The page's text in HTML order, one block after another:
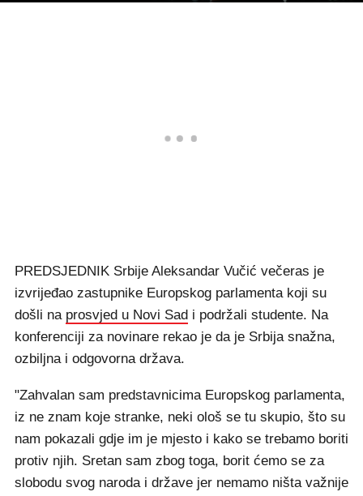
PREDSJEDNIK Srbije Aleksandar Vučić večeras je
izvrijeđao zastupnike Europskog parlamenta koji su
došli na prosvjed u Novi Sad i podržali studente. Na
konferenciji za novinare rekao je da je Srbija snažna,
ozbiljna i odgovorna država.
"Zahvalan sam predstavnicima Europskog parlamenta,
iz ne znam koje stranke, neki ološ se tu skupio, što su
nam pokazali gdje im je mjesto i kako se trebamo boriti
protiv njih. Sretan sam zbog toga, borit ćemo se za
slobodu svog naroda i države jer nemamo ništa važnije